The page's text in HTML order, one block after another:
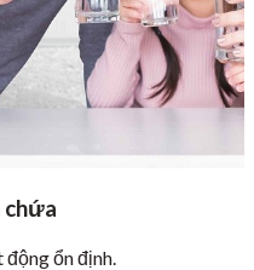
chứa
ổn định.